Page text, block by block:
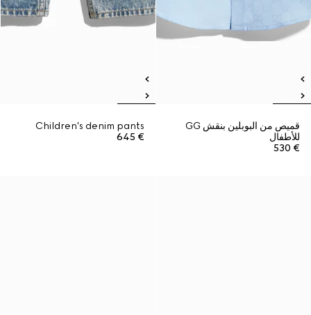
قميص من البوبلين بنقش GG
للأطفال
€ 530
Children's denim pants
€ 645